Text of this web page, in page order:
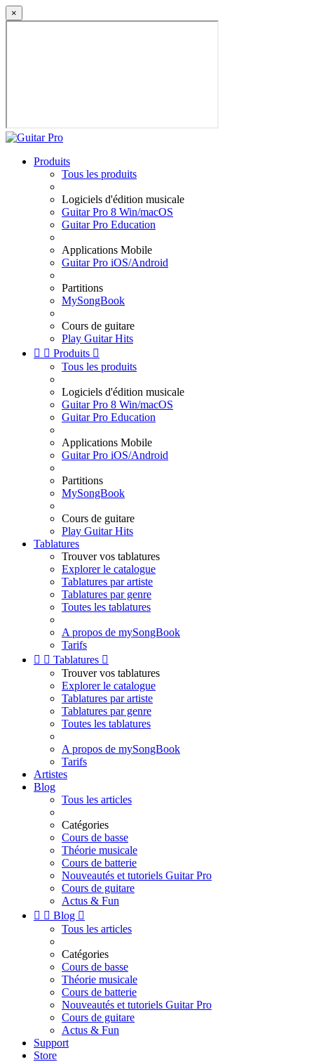
×
Produits
Tous les produits
Logiciels d'édition musicale
Guitar Pro 8 Win/macOS
Guitar Pro Education
Applications Mobile
Guitar Pro iOS/Android
Partitions
MySongBook
Cours de guitare
Play Guitar Hits
  Produits 
Tous les produits
Logiciels d'édition musicale
Guitar Pro 8 Win/macOS
Guitar Pro Education
Applications Mobile
Guitar Pro iOS/Android
Partitions
MySongBook
Cours de guitare
Play Guitar Hits
Tablatures
Trouver vos tablatures
Explorer le catalogue
Tablatures par artiste
Tablatures par genre
Toutes les tablatures
A propos de mySongBook
Tarifs
  Tablatures 
Trouver vos tablatures
Explorer le catalogue
Tablatures par artiste
Tablatures par genre
Toutes les tablatures
A propos de mySongBook
Tarifs
Artistes
Blog
Tous les articles
Catégories
Cours de basse
Théorie musicale
Cours de batterie
Nouveautés et tutoriels Guitar Pro
Cours de guitare
Actus & Fun
  Blog 
Tous les articles
Catégories
Cours de basse
Théorie musicale
Cours de batterie
Nouveautés et tutoriels Guitar Pro
Cours de guitare
Actus & Fun
Support
Store